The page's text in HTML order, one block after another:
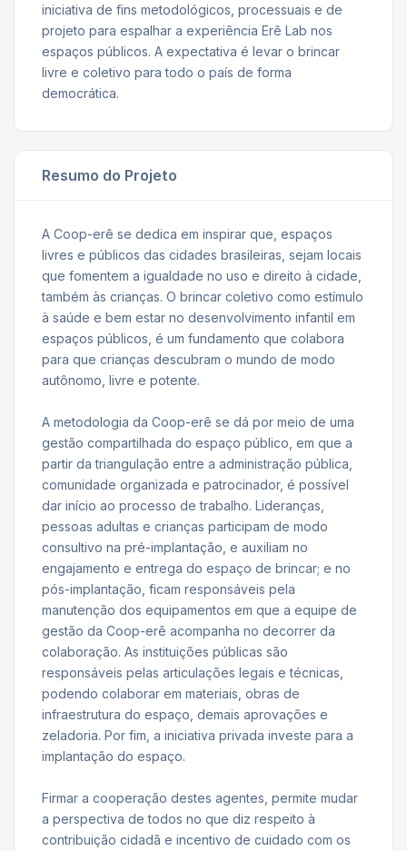
iniciativa de fins metodológicos, processuais e de
projeto para espalhar a experiência Erê Lab nos
espaços públicos. A expectativa é levar o brincar
livre e coletivo para todo o país de forma
democrática.
Resumo do Projeto
A Coop-erê se dedica em inspirar que, espaços
livres e públicos das cidades brasileiras, sejam locais
que fomentem a igualdade no uso e direito à cidade,
também às crianças. O brincar coletivo como estímulo
à saúde e bem estar no desenvolvimento infantil em
espaços públicos, é um fundamento que colabora
para que crianças descubram o mundo de modo
autônomo, livre e potente.
A metodologia da Coop-erê se dá por meio de uma
gestão compartilhada do espaço público, em que a
partir da triangulação entre a administração pública,
comunidade organizada e patrocinador, é possível
dar início ao processo de trabalho. Lideranças,
pessoas adultas e crianças participam de modo
consultivo na pré-implantação, e auxiliam no
engajamento e entrega do espaço de brincar; e no
pós-implantação, ficam responsáveis pela
manutenção dos equipamentos em que a equipe de
gestão da Coop-erê acompanha no decorrer da
colaboração. As instituições públicas são
responsáveis pelas articulações legais e técnicas,
podendo colaborar em materiais, obras de
infraestrutura do espaço, demais aprovações e
zeladoria. Por fim, a iniciativa privada investe para a
implantação do espaço.
Firmar a cooperação destes agentes, permite mudar
a perspectiva de todos no que diz respeito à
contribuição cidadã e incentivo de cuidado com os